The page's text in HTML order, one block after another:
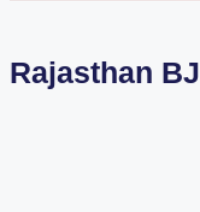
Rajasthan